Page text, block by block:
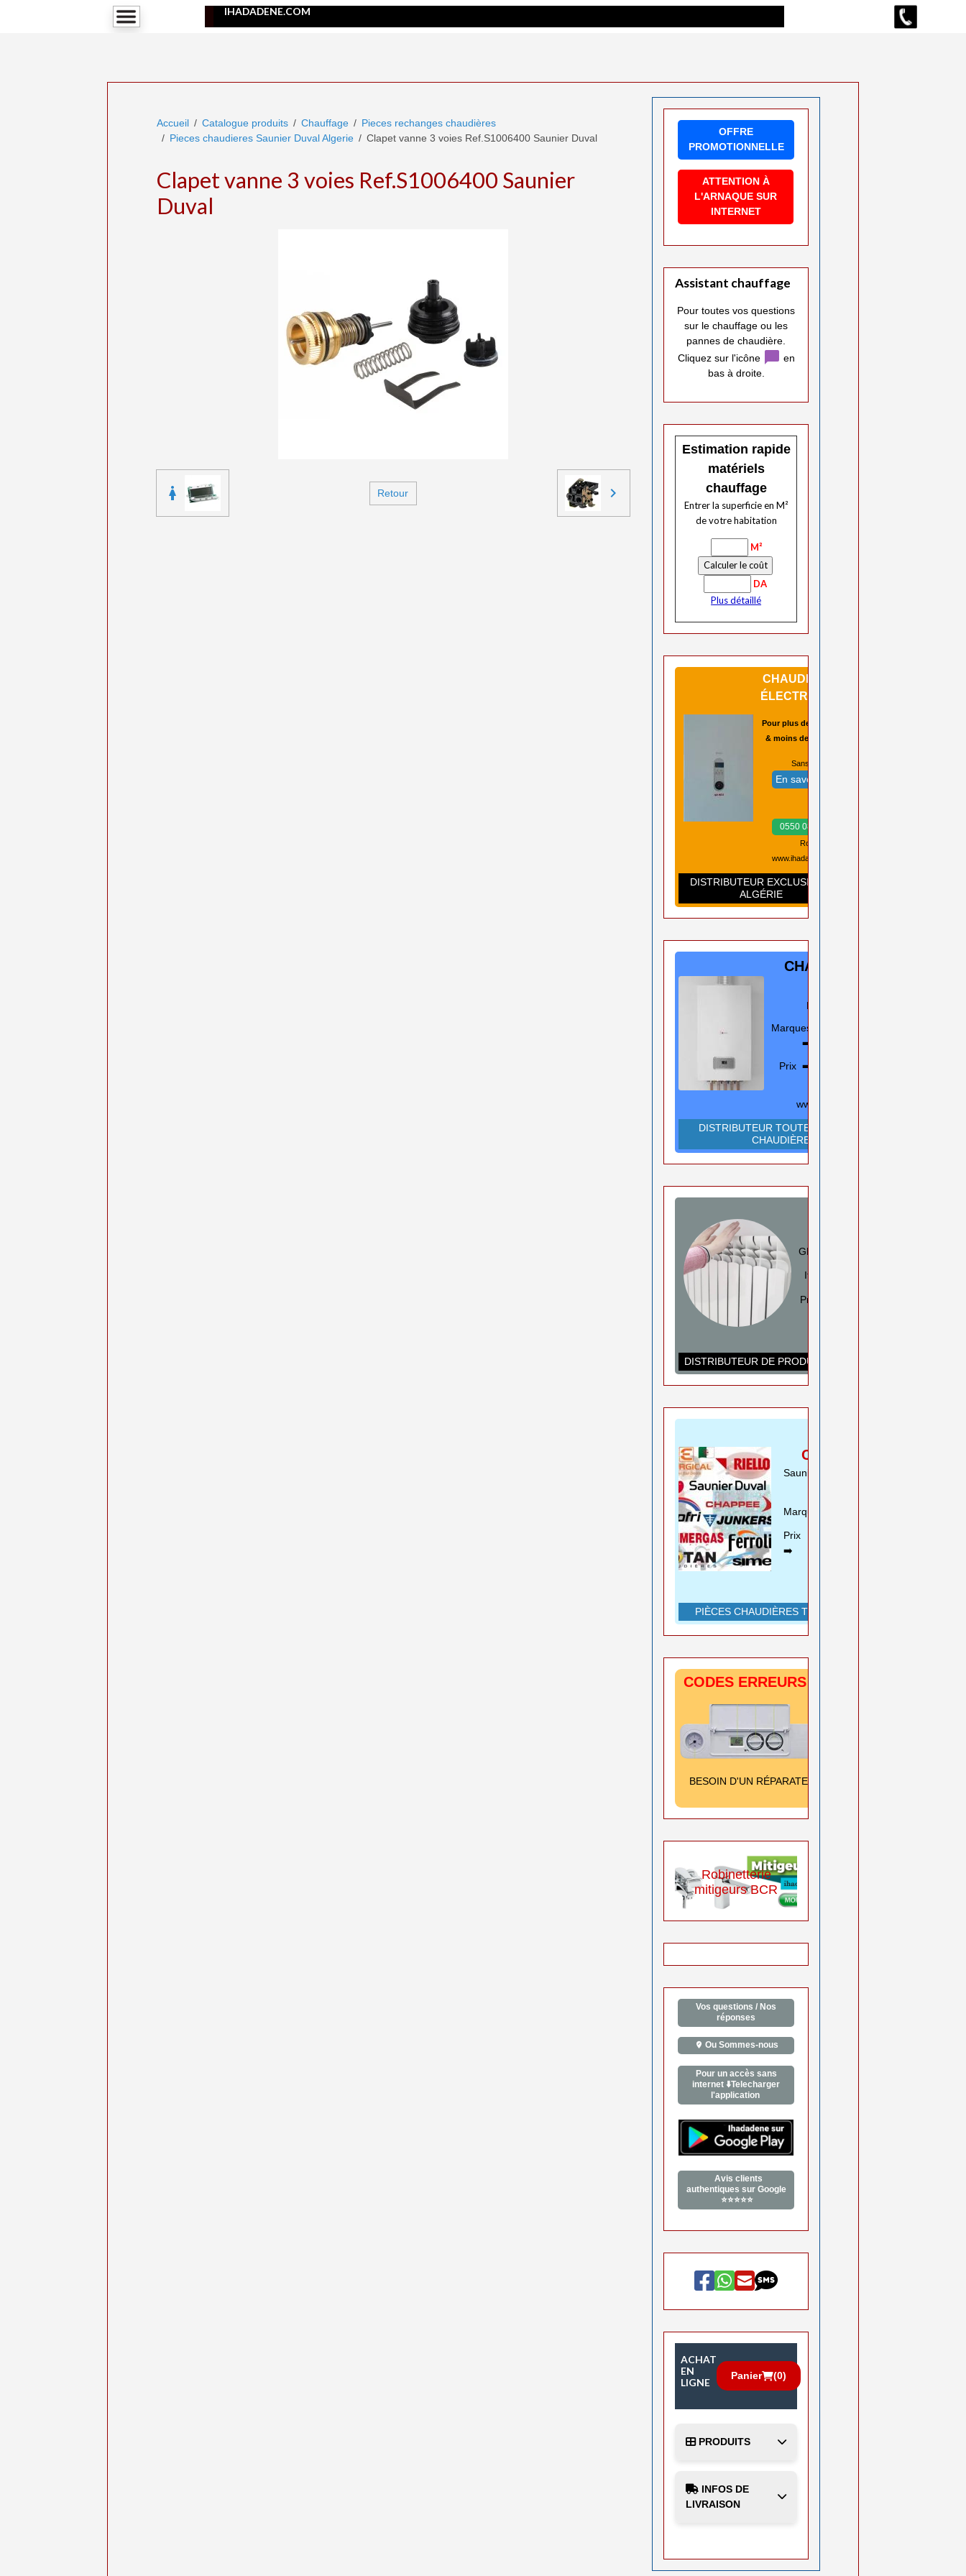
IHADADENE.COM
Accueil Catalogue produits Chauffage
Pieces rechanges chaudières
Pieces chaudieres Saunier Duval Algerie
Clapet vanne 3 voies Ref.S1006400 Saunier Duval
Clapet vanne 3 voies Ref.S1006400 Saunier
Duval
Retour
OFFRE
PROMOTIONNELLE
ATTENTION À
L'ARNAQUE SUR
INTERNET
Assistant chauffage
Pour toutes vos questions
sur le chauffage ou les
pannes de chaudière.
Cliquez sur l'icône
chat_bubble en
bas à droite.
Estimation rapide
matériels
chauffage
Entrer la superficie en M²
de votre habitation
M²
DA
Plus détaillé
CHAUDIÈRES
ÉLECTRIQUES
Pour plus de sécurité
& moins de pannes
Sans CO2 ➡️
En savoir plus
0550 08 11 52
Rouiba Alger
www.ihadadene.com
DISTRIBUTEUR EXCLUSIF EN
ALGÉRIE
CHAUDIÈRES
Murale/Sol
Marques
➡️
Prix ➡️
www.ihadadene.com
DISTRIBUTEUR TOUTES MARQUES
CHAUDIÈRES
GLOBAL/FARAL/HELYOS
Italie
Prix ➡️
DISTRIBUTEUR DE PRODUITS DE CHAUFFAGE
CHAUDIÈRES
Saunier Duval Riello Beretta
Marques➡️
Prix
➡️
PIÈCES CHAUDIÈRES TOUTES MARQUES
CODES ERREURS CHAUDIÈRES
BESOIN D'UN RÉPARATEUR
Pompes eau
Vos questions / Nos
réponses
Ou Sommes-nous
Pour un accès sans
internet ⬇️Telecharger
l'application
Avis clients
authentiques sur Google
⭐⭐⭐⭐⭐
ACHAT
EN
LIGNE
Panier (0)
PRODUITS
INFOS DE
LIVRAISON